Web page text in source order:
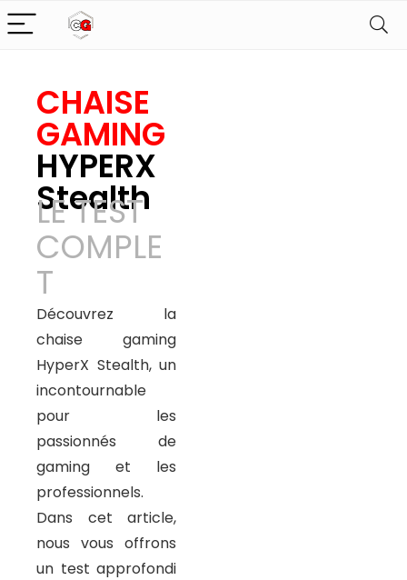
CHAISE
GAMING
HYPERX
Stealth
LE TEST
COMPLE
T
Découvrez la
chaise gaming
HyperX Stealth, un
incontournable
pour les
passionnés de
gaming et les
professionnels.
Dans cet article,
nous vous offrons
un test approfondi